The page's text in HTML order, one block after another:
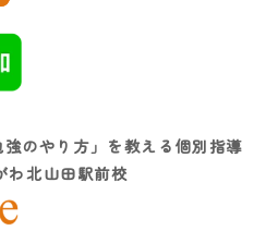
のやり方」を教える個別指導
北山田駅前校